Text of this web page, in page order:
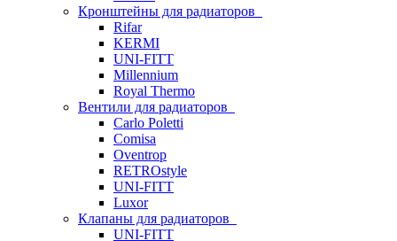
Кронштейны для радиаторов
Rifar
KERMI
UNI-FITT
Millennium
Royal Thermo
Вентили для радиаторов
Carlo Poletti
Comisa
Oventrop
RETROstyle
UNI-FITT
Luxor
Клапаны для радиаторов
UNI-FITT